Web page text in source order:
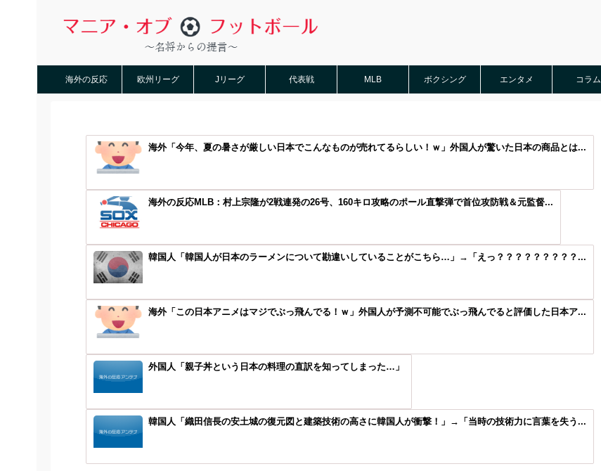
海外の反応 欧州リーグ Jリーグ 代表戦 MLB ボクシング エンタメ コラム
海外「今年、夏の暑さが厳しい日本でこんなものが売れてるらしい！ｗ」外国人が驚いた日本の商品とは...
海外の反応MLB：村上宗隆が2戦連発の26号、160キロ攻略のポール直撃弾で首位攻防戦＆元監督...
韓国人「韓国人が日本のラーメンについて勘違いしていることがこちら…」→「えっ？？？？？？？？？...
海外「この日本アニメはマジでぶっ飛んでる！ｗ」外国人が予測不可能でぶっ飛んでると評価した日本ア...
外国人「親子丼という日本の料理の直訳を知ってしまった…」
韓国人「織田信長の安土城の復元図と建築技術の高さに韓国人が衝撃！」→「当時の技術力に言葉を失う...